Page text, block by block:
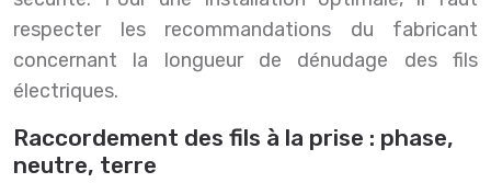
respecter les recommandations du fabricant
concernant la longueur de dénudage des fils
électriques.
Raccordement des fils à la prise : phase,
neutre, terre